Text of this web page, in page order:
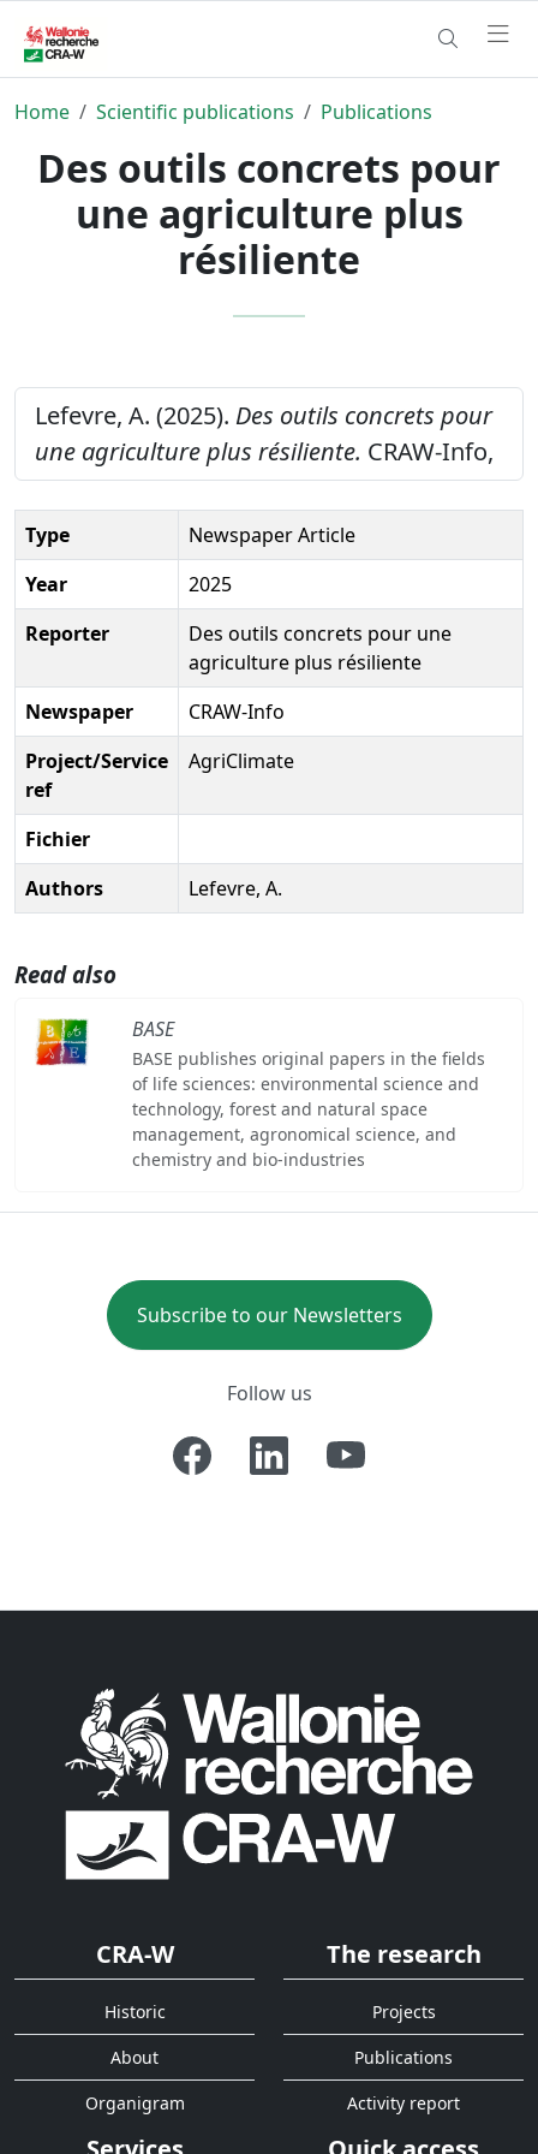
Home Scientific publications Publications
Des outils concrets pour
une agriculture plus
résiliente
Lefevre, A. (2025). Des outils concrets pour
une agriculture plus résiliente. CRAW-Info,
Type
Newspaper Article
Year
2025
Reporter
Des outils concrets pour une
agriculture plus résiliente
Newspaper
CRAW-Info
Project/Service
ref
AgriClimate
Fichier
Authors
Lefevre, A.
Read also
BASE
BASE publishes original papers in the fields
of life sciences: environmental science and
technology, forest and natural space
management, agronomical science, and
chemistry and bio-industries
Subscribe to our Newsletters
Follow us
CRA-W
Historic
About
Organigram
The research
Projects
Publications
Activity report